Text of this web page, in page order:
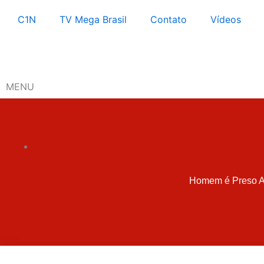
paraC1N TV Mega Brasil Contato Vídeos
MENU
Homem é Preso